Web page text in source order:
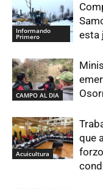
Informando
Primero
esta
CAMPO AL DIA
Acuicultura
que